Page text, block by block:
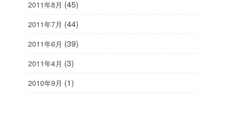
2011年8月 (45)
2011年7月 (44)
2011年6月 (39)
2011年4月 (3)
2010年9月 (1)